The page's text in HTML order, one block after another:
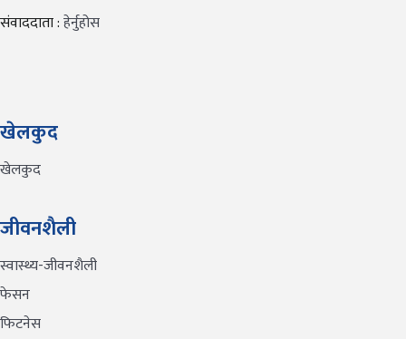
संवाददाता :हेर्नुहोस
खेलकुद
खेलकुद
जीवनशैली
स्वास्थ्य-जीवनशैली
फेसन
फिटनेस